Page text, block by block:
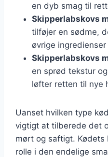
en dyb smag til
Skipperlabskovs
tilføjer en sødme,
øvrige
Skipperlabskovs
en sprød tekstur
løfter retten til nye
Uanset hvilken type
vigtigt at tilberede det
mørt og saftigt. Kødets
rolle i den endelige